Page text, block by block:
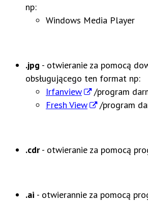
np:
Windows Media Player
.jpg - otwieranie za pomocą
obsługującego ten format np:
Irfanview
/program
Fresh View
/program
.cdr- otwieranie za pomocą
.ai - otwierannie za pomocą